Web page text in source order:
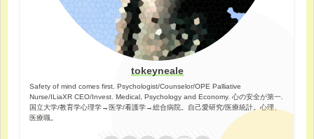
tokeyneale
Safety of mind comes first. Psychologist/Counselor/OPE Palliative
Nurse/ILiaXR CEO/Invest. Medical, Psychology and Economy. 心の安全が第一.
国立大学/教育学心理学→医学/看護学→総合病院。自己愛研究/医療統計。心理、
医療職。